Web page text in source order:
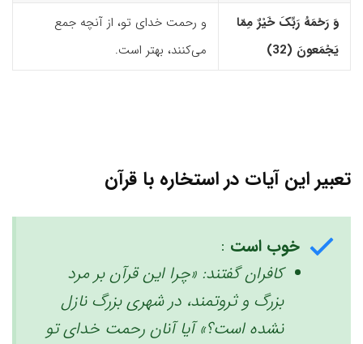
وَ رَحْمَهُ رَبِّکَ خَیْرٌ مِمّا
یَجْمَعونَ (32)‏
و رحمت خدای تو، از آنچه جمع
می‌کنند، بهتر است.
تعبیر این آیات در استخاره با قرآن
خوب است :
کافران گفتند: «چرا این قرآن بر مرد
بزرگ و ثروتمند، در شهری بزرگ نازل
نشده است؟» ‏آیا آنان رحمت خدای تو